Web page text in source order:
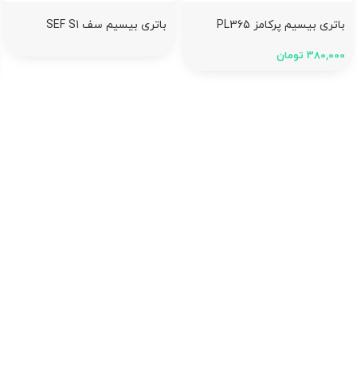
باتری بیسیم پرکامز PL365
380,000 تومان
باتری بیسیم سف SEF S1